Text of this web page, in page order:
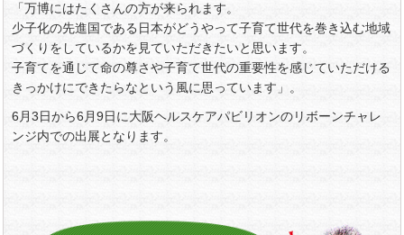
「万博にはたくさんの方が来られます。
少子化の先進国である日本がどうやって子育て世代を巻き込む地域
づくりをしているかを見ていただきたいと思います。
子育てを通じて命の尊さや子育て世代の重要性を感じていただける
きっかけにできたらなという風に思っています」。
6月3日から6月9日に大阪ヘルスケアパビリオンのリボーンチャレ
ンジ内での出展となります。